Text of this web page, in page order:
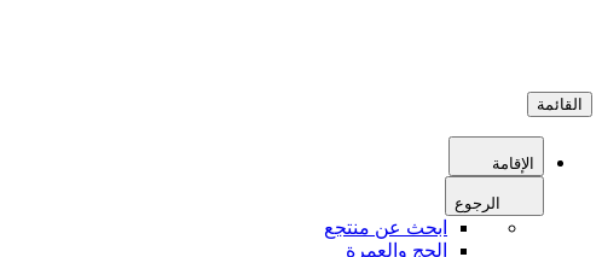
القائمة
الإقامة
الرجوع
ابحث عن منتجع
الحج والعمرة